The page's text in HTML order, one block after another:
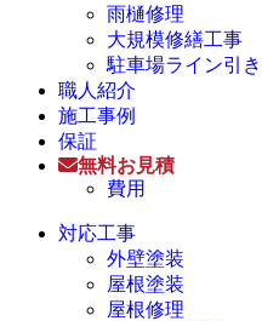
雨樋修理
大規模修繕工事
駐車場ライン引き
職人紹介
施工事例
保証
無料お見積
費用
対応工事
外壁塗装
屋根塗装
屋根修理